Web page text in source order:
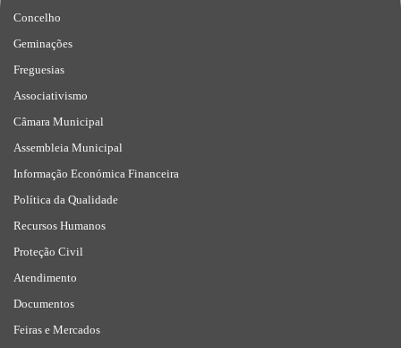
Concelho
Geminações
Freguesias
Associativismo
Câmara Municipal
Assembleia Municipal
Informação Económica Financeira
Política da Qualidade
Recursos Humanos
Proteção Civil
Atendimento
Documentos
Feiras e Mercados